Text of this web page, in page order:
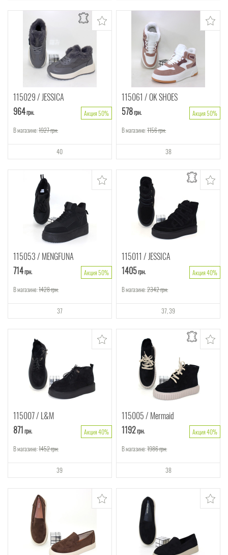
115029 JESSICA
964грн.
Акция 50%
В магазине:1927грн.
40
115061 OK SHOES
578грн.
Акция 50%
В магазине:1156грн.
38
115053 MENGFUNA
714грн.
Акция 50%
В магазине:1428грн.
37
115011 JESSICA
1405грн.
Акция 40%
В магазине:2342грн.
37 39
115007 L&M
871грн.
Акция 40%
В магазине:1452грн.
39
115005 Mermaid
1192грн.
Акция 40%
В магазине:1986грн.
38